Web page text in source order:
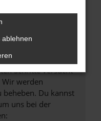
auch dazu
Schritte versucht
werden
beheben. Du kannst
uns bei der
ablehnen